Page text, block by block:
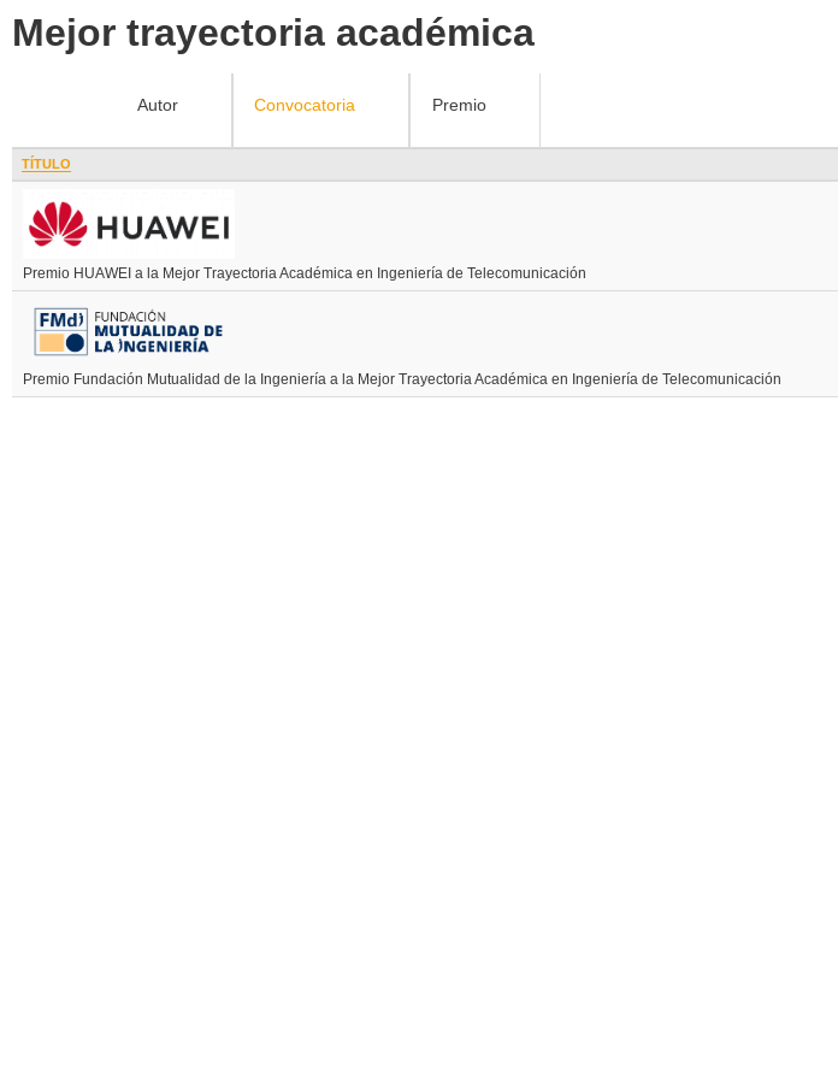
Mejor trayectoria académica
Autor Convocatoria Premio
TÍTULO
Premio HUAWEI a la Mejor Trayectoria Académica en Ingeniería de Telecomunicación
Premio Fundación Mutualidad de la Ingeniería a la Mejor Trayectoria Académica en Ingeniería de Telecomunicación